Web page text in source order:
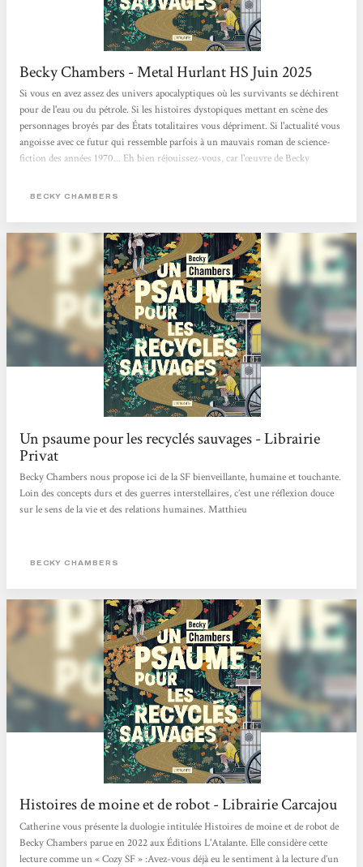
Becky Chambers - Metal Hurlant HS Juin 2025
Si vous en avez assez des univers apocalyptiques où les survivants se déchirent
pour de l'eau ou du pétrole. Si les histoires dystopiques mettant en scène des
personnages broyés par des États totalitaires vous dépriment. Si l'actualité vous
angoisse avec ce futur qui ressemble parfois à un mauvais roman de science-
fiction des années 1970... Eh bien réjouissez-vous, car l'œuvre de Becky
engouement. Chez elle, pas de zombies comme dans The Walking Dead, ni
BECKY CHAMBERS
Un psaume pour les recyclés sauvages - Librairie
Privat
Becky Chambers nous propose ici de la SF bienveillante, humaine et touchante.
Loin des concepts durs et des guerres interstellaires, c’est une réflexion douce
sur le sens de la vie et des relations humaines. Matthieu
BECKY CHAMBERS
Histoires de moine et de robot - Librairie Carcajou
Catherine vous présente la duologie intitulée Histoires de moine et de robot de
Becky Chambers parue en 2022 aux Éditions L'Atalante. Elle considère cette
lecture comme un « Cozy SF » :Avez-vous déjà eu le sentiment à la lecture d’un